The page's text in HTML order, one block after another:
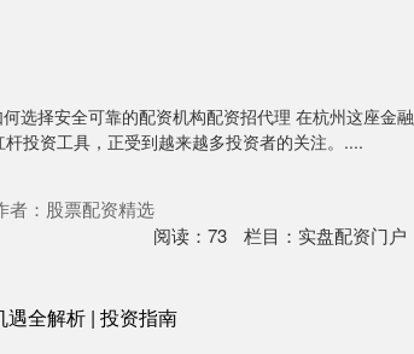
选择安全可靠的配资机构配资招代理 在杭州这座金融
投资工具，正受到越来越多投资者的关注。....
者：股票配资精选
阅读： 73 栏目： 实盘配资门户
全解析 | 投资指南